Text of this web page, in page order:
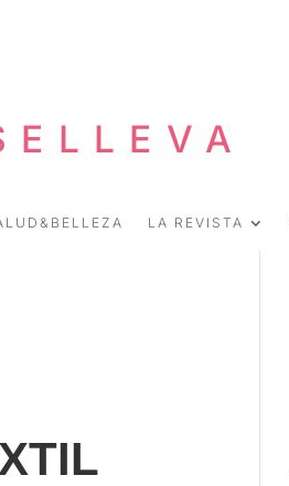
LA REVISTA